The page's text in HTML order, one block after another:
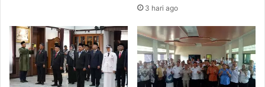
3 hari ago